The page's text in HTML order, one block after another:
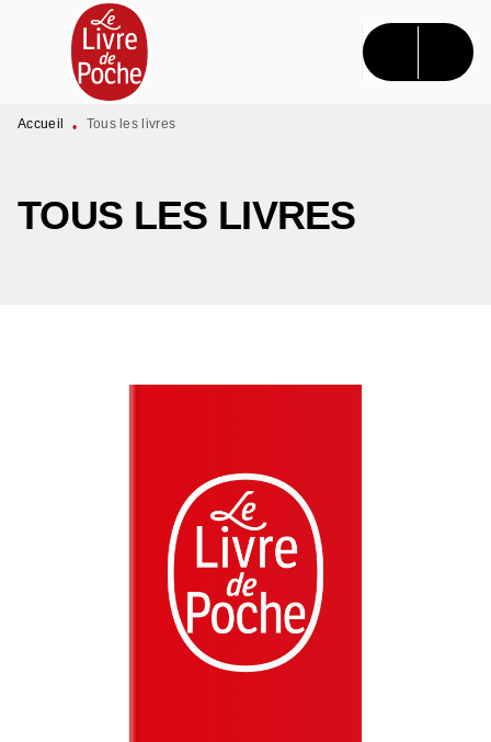
MENU RECHERCHE CONTENU
PIED DE PAGE
Accueil • Tous les livres
TOUS LES LIVRES